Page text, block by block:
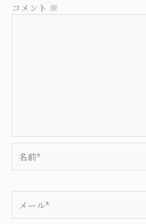
コメント ※
前
ー